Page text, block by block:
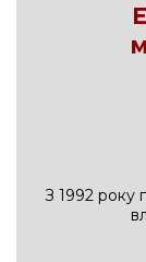
З 1992 року